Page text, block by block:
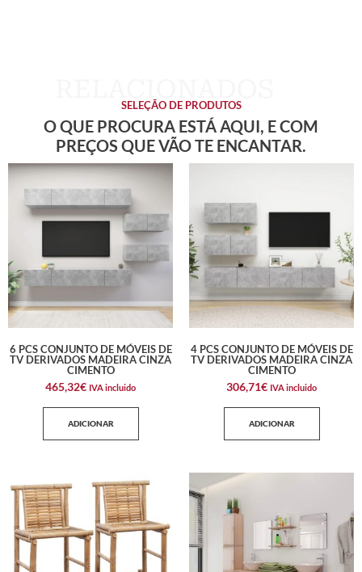
SELEÇÃO DE PRODUTOS
O QUE PROCURA ESTÁ AQUI, E COM
PREÇOS QUE VÃO TE ENCANTAR.
6 PCS CONJUNTO DE MÓVEIS DE
TV DERIVADOS MADEIRA CINZA
CIMENTO
465,32€ IVA incluido
ADICIONAR
4 PCS CONJUNTO DE MÓVEIS DE
TV DERIVADOS MADEIRA CINZA
CIMENTO
306,71€ IVA incluido
ADICIONAR